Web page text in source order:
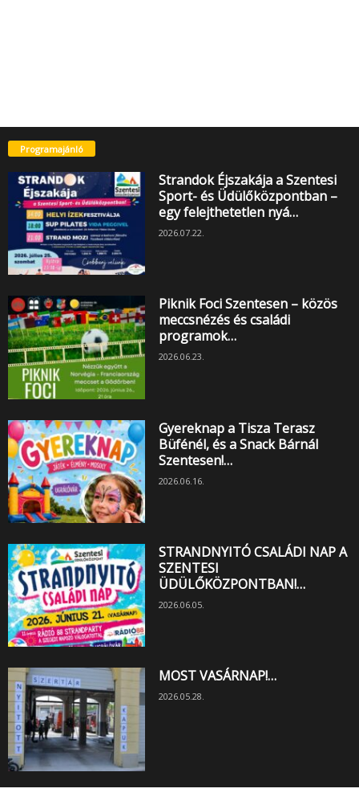
Programajánló
Strandok Éjszakája a Szentesi
Sport- és Üdülőközpontban –
egy felejthetetlen nyá…
2026.07.22.
Piknik Foci Szentesen – közös
meccsnézés és családi
programok…
2026.06.23.
Gyereknap a Tisza Terasz
Büfénél, és a Snack Bárnál
Szentesen!…
2026.06.16.
STRANDNYITÓ CSALÁDI NAP A
SZENTESI
ÜDÜLŐKÖZPONTBAN!…
2026.06.05.
MOST VASÁRNAP!…
2026.05.28.